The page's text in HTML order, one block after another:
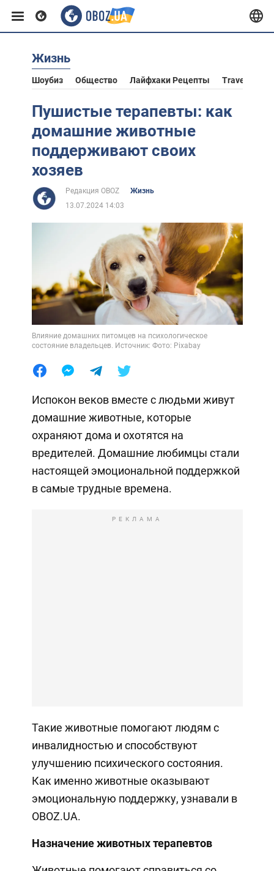
Европа
США
Азия
Африка
Жизнь
Жизнь
Шоубиз Общество Лайфхаки Рецепты Travel
Пушистые терапевты: как
домашние животные
поддерживают своих
хозяев
Редакция OBOZ
Жизнь
13.07.2024 14:03
Влияние домашних питомцев на психологическое
состояние владельцев. Источник: Фото: Pixabay
Испокон веков вместе с людьми живут
домашние животные, которые
охраняют дома и охотятся на
вредителей. Домашние любимцы стали
настоящей эмоциональной поддержкой
в самые трудные времена.
РЕКЛАМА
Такие животные помогают людям с
инвалидностью и способствуют
улучшению психического состояния.
Как именно животные оказывают
эмоциональную поддержку, узнавали в
OBOZ.UA.
Назначение животных терапевтов